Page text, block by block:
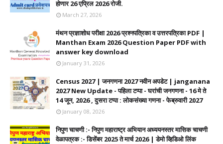
होणार 26 एप्रिल 2026 रोजी.
March 27, 2026
मंथन प्रज्ञाशोध परीक्षा 2026 प्रश्नपत्रिका व उत्तरपत्रिका PDF |
Manthan Exam 2026 Question Paper PDF with
answer key download
January 31, 2026
Census 2027 | जनगणना 2027 नवीन अपडेट | janganana
2027 New Update - पहिला टप्पा - घरांची जनगणना - 16 मे ते
14 जून, 2026 , दुसरा टप्पा : लोकसंख्या गणना - फेब्रुवारी 2027
January 08, 2026
निपुण चाचणी :- निपुण महाराष्ट्र अभियान अध्ययनस्तर मासिक चाचणी
वेळापत्रक :- डिसेंबर 2025 ते मार्च 2026 | डेमो व्हिडिओ लिंक